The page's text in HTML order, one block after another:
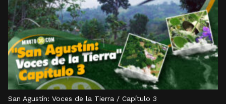
San Agustín: Voces de la Tierra / Capítulo 3